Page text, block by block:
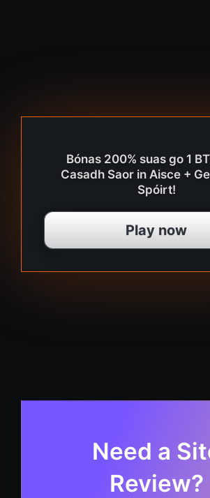
Bónas 200% suas go 1
Casadh Saor in Aisce +
Spóirt!
Play now
Need a
Review?